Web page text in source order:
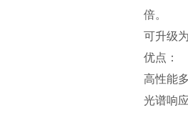
倍。
可升级
优点：
高性能
光谱响